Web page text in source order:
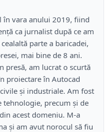
în vara anului 2019, fiind
ca jurnalist după ce am
parte a baricadei,
mai bine de 8 ani.
presă, am lucrat o scurtă
proiectare în Autocad
și industriale. Am fost
tehnologie, precum și de
acest domeniu. M-a
și am avut norocul să fiu